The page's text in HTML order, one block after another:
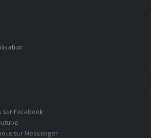
sur Facebook
sur Messenger